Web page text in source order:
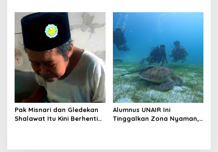
Pak Misnari dan Gledekan
Shalawat Itu Kini Berhenti
Alumnus UNAIR Ini
Tinggalkan Zona Nyaman,